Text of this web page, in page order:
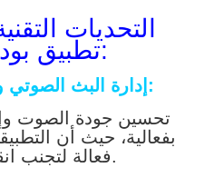
التحديات
تطبيق بودكاست:
إدارة البث الصوتي وتحسين الجودة:
تحسين جودة الصوت
بفعالية، حيث أن
فعالة لتجنب انقطاع البث.